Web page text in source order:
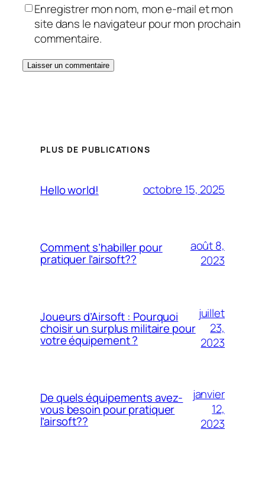
Enregistrer mon nom, mon e-mail et mon
site dans le navigateur pour mon prochain
commentaire.
PLUS DE PUBLICATIONS
Hello world! octobre 15, 2025
Comment s’habiller pour
pratiquer l’airsoft??
août 8,
2023
Joueurs d’Airsoft : Pourquoi
choisir un surplus militaire pour
votre équipement ?
juillet
23,
2023
De quels équipements avez-
vous besoin pour pratiquer
l’airsoft??
janvier
12,
2023